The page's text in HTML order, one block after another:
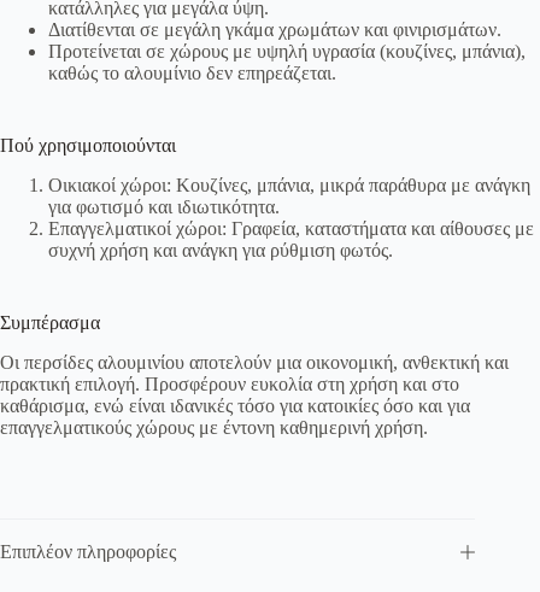
κατάλληλες για μεγάλα ύψη.
Διατίθενται σε μεγάλη γκάμα χρωμάτων και φινιρισμάτων.
Προτείνεται σε χώρους με υψηλή υγρασία (κουζίνες, μπάνια),
καθώς το αλουμίνιο δεν επηρεάζεται.
Πού χρησιμοποιούνται
Οικιακοί χώροι: Κουζίνες, μπάνια, μικρά παράθυρα με ανάγκη
για φωτισμό και ιδιωτικότητα.
Επαγγελματικοί χώροι: Γραφεία, καταστήματα και αίθουσες με
συχνή χρήση και ανάγκη για ρύθμιση φωτός.
Συμπέρασμα
Οι περσίδες αλουμινίου αποτελούν μια οικονομική, ανθεκτική και
πρακτική επιλογή. Προσφέρουν ευκολία στη χρήση και στο
καθάρισμα, ενώ είναι ιδανικές τόσο για κατοικίες όσο και για
επαγγελματικούς χώρους με έντονη καθημερινή χρήση.
Επιπλέον πληροφορίες